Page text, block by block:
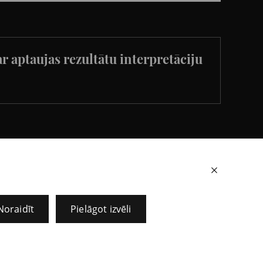
Pielāgot izvēli
aptaujas rezultātu interpretāciju
+371 67273267